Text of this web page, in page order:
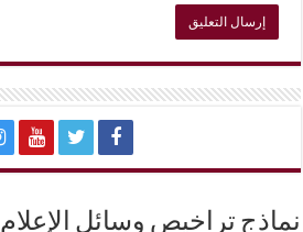
نماذج تراخيص وسائل الإعلام